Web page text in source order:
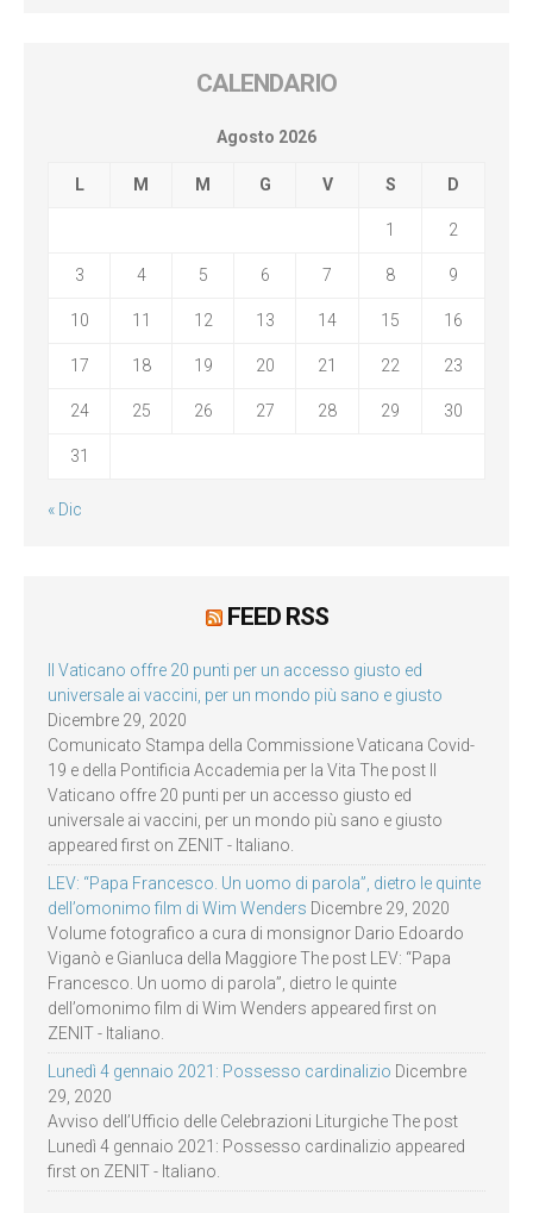
CALENDARIO
Agosto 2026
L M M G V S D
1 2
3 4 5 6 7 8 9
10 11 12 13 14 15 16
17 18 19 20 21 22 23
24 25 26 27 28 29 30
31
« Dic
FEED RSS
Il Vaticano offre 20 punti per un accesso giusto ed
universale ai vaccini, per un mondo più sano e giusto
Dicembre 29, 2020
Comunicato Stampa della Commissione Vaticana Covid-
19 e della Pontificia Accademia per la Vita The post Il
Vaticano offre 20 punti per un accesso giusto ed
universale ai vaccini, per un mondo più sano e giusto
appeared first on ZENIT - Italiano.
LEV: “Papa Francesco. Un uomo di parola”, dietro le quinte
dell’omonimo film di Wim Wenders Dicembre 29, 2020
Volume fotografico a cura di monsignor Dario Edoardo
Viganò e Gianluca della Maggiore The post LEV: “Papa
Francesco. Un uomo di parola”, dietro le quinte
dell’omonimo film di Wim Wenders appeared first on
ZENIT - Italiano.
Lunedì 4 gennaio 2021: Possesso cardinalizio Dicembre
29, 2020
Avviso dell’Ufficio delle Celebrazioni Liturgiche The post
Lunedì 4 gennaio 2021: Possesso cardinalizio appeared
first on ZENIT - Italiano.